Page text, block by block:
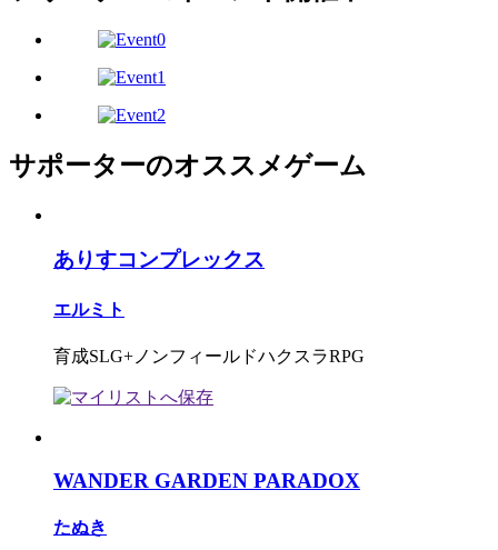
サポーターのオススメゲーム
ありすコンプレックス
エルミト
育成SLG+ノンフィールドハクスラRPG
WANDER GARDEN PARADOX
たぬき